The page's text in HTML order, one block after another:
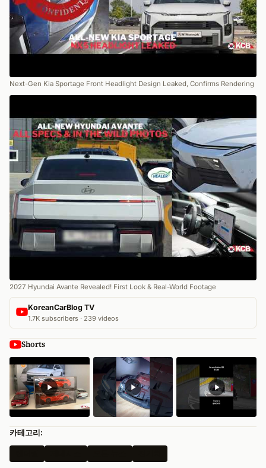
Next-Gen Kia Sportage Front Headlight Design Leaked, Confirms Rendering
2027 Hyundai Avante Revealed! First Look & Real-World Footage
KoreanCarBlog TV
1.7K subscribers · 239 videos
Shorts
카테고리: